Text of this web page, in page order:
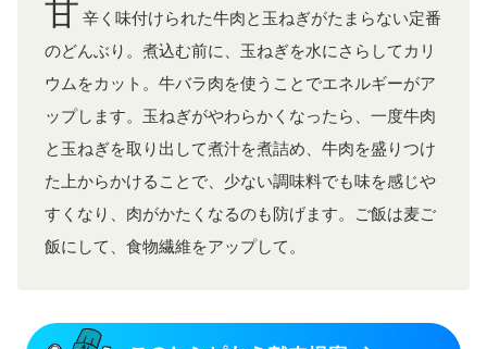
甘 辛く味付けられた牛肉と玉ねぎがたまらない定番
のどんぶり。煮込む前に、玉ねぎを水にさらしてカリ
ウムをカット。牛バラ肉を使うことでエネルギーがア
ップします。玉ねぎがやわらかくなったら、一度牛肉
と玉ねぎを取り出して煮汁を煮詰め、牛肉を盛りつけ
た上からかけることで、少ない調味料でも味を感じや
すくなり、肉がかたくなるのも防げます。ご飯は麦ご
飯にして、食物繊維をアップして。